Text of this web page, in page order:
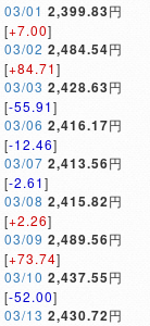
03/01 2,399.83円
[+7.00]
03/02 2,484.54円
[+84.71]
03/03 2,428.63円
[-55.91]
03/06 2,416.17円
[-12.46]
03/07 2,413.56円
[-2.61]
03/08 2,415.82円
[+2.26]
03/09 2,489.56円
[+73.74]
03/10 2,437.55円
[-52.00]
03/13 2,430.72円